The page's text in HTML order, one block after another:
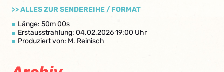
>> ALLES ZUR SENDEREIHE / FORMAT
Länge: 50m 00s
Erstausstrahlung: 04.02.2026 19:00 Uhr
Produziert von: M. Reinisch